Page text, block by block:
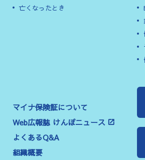
亡くなったとき
マイナ保険証について
Web広報誌 けんぽニュース
よくあるQ&A
組織概要